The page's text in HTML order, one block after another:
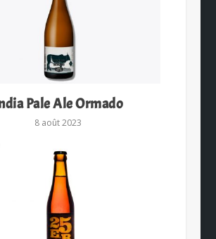
Pale Ale Ormado
8 août 2023